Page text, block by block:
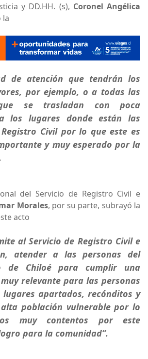
y DD.HH. (s), Coronel Angélica
la
de atención que tendrán los
por ejemplo, o a todas las
se trasladan con poca
los lugares donde están las
Civil por lo que este es
y muy esperado por la
del Servicio de Registro Civil e
Morales, por su parte, subrayó la
acto
al Servicio de Registro Civil e
atender a las personas del
de Chiloé para cumplir una
relevante para las personas
apartados, recónditos y
población vulnerable por lo
muy contentos por este
para la comunidad”.